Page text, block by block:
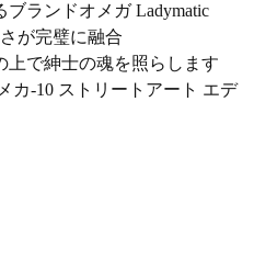
ランドオメガ Ladymatic
が完璧に融合
上で紳士の魂を照らします
カ-10 ストリートアート エデ